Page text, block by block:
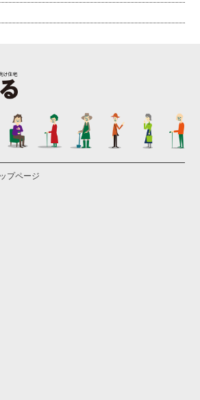
プページ